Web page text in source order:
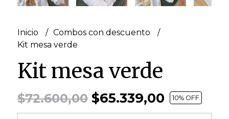
Inicio
Combos con descuento
Kit mesa verde
Kit mesa verde
$72.600,00$65.339,00 10% OFF